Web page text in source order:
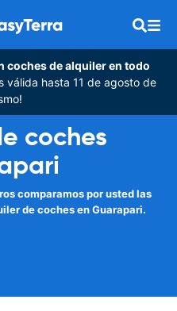
coches de alquiler en todo
válida hasta 11 de agosto de
coches
comparamos por usted las
de coches en Guarapari.